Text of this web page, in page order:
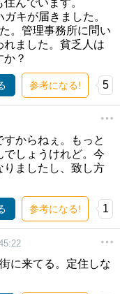
んでいます。
キが届きました。
。管理事務所に問い
ました。貧乏人は
？
参考になる! 5
からねぇ。もっと
しょうけれど。今
りましたし、致し方
参考になる! 1
に来てる。定住しな